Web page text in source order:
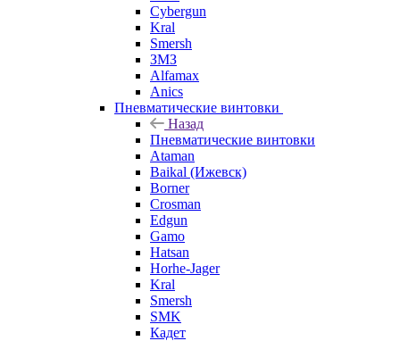
Cybergun
Kral
Smersh
ЗМЗ
Alfamax
Anics
Пневматические винтовки
Назад
Пневматические винтовки
Ataman
Baikal (Ижевск)
Borner
Crosman
Edgun
Gamo
Hatsan
Horhe-Jager
Kral
Smersh
SMK
Кадет